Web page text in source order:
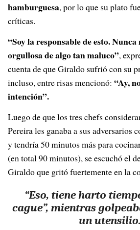
hamburguesa, por lo que su plato
críticas.
“Soy la responsable de esto.
orgullosa de algo tan maluco”,
cuenta de que Giraldo sufrió con su
incluso, entre risas mencionó: “Ay,
intención”.
Luego de que los tres chefs
Pereira les ganaba a sus adversarios
y tendría 50 minutos más para
(en total 90 minutos), se escuchó el
Giraldo que gritó fuertemente en la
“Eso, tiene harto
cague”, mientras
un utensilio.